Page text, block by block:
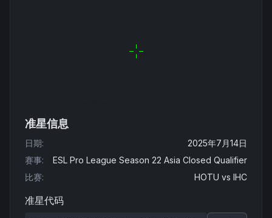
准星信息
日期:
2025年7月14日
赛事:
ESL Pro League Season 22 Asia Closed Qualifier
比赛: HOTU vs IHC
准星代码